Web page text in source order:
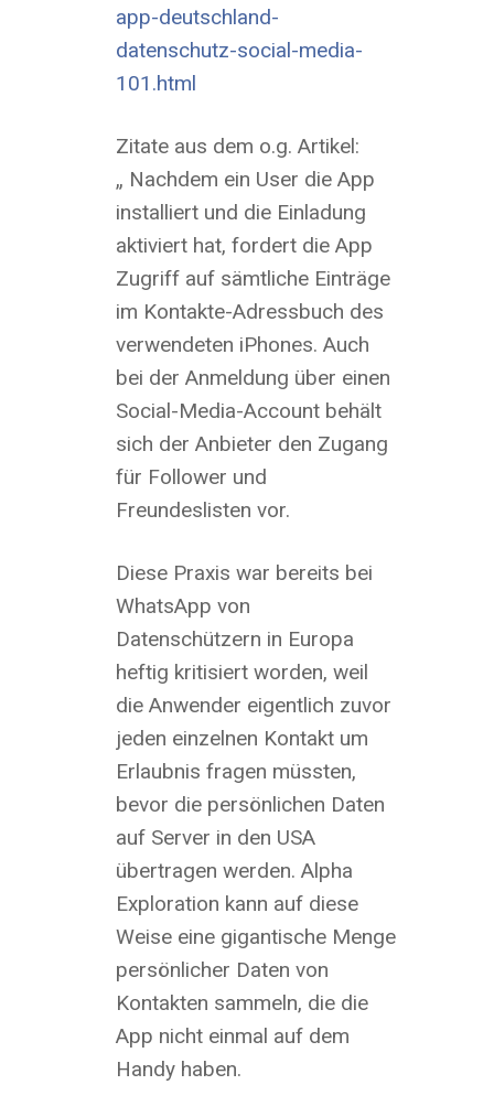
app-deutschland-
datenschutz-social-media-
101.html
Zitate aus dem o.g. Artikel:
„ Nachdem ein User die App
installiert und die Einladung
aktiviert hat, fordert die App
Zugriff auf sämtliche Einträge
im Kontakte-Adressbuch des
verwendeten iPhones. Auch
bei der Anmeldung über einen
Social-Media-Account behält
sich der Anbieter den Zugang
für Follower und
Freundeslisten vor.
Diese Praxis war bereits bei
WhatsApp von
Datenschützern in Europa
heftig kritisiert worden, weil
die Anwender eigentlich zuvor
jeden einzelnen Kontakt um
Erlaubnis fragen müssten,
bevor die persönlichen Daten
auf Server in den USA
übertragen werden. Alpha
Exploration kann auf diese
Weise eine gigantische Menge
persönlicher Daten von
Kontakten sammeln, die die
App nicht einmal auf dem
Handy haben.